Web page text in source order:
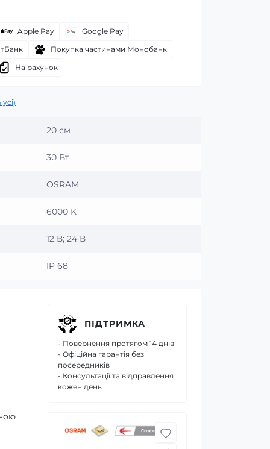
Apple Pay
Google Pay
Покупка частинами Монобанк
На рахунок
20 см
30 Вт
OSRAM
6000 K
12 В; 24 В
IP 68
ПІДТРИМКА
- Повернення протягом 14 днів
- Офіційна гарантія без
посередників
- Консультації та відправлення
кожен день